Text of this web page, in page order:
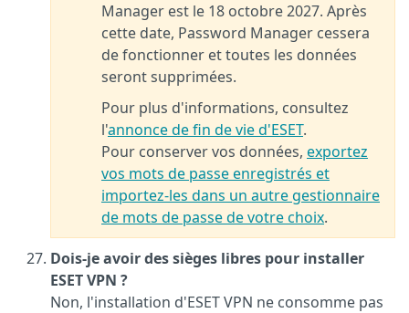
Manager est le 18 octobre 2027. Après
cette date, Password Manager cessera
de fonctionner et toutes les données
seront supprimées.
Pour plus d'informations, consultez
l'annonce de fin de vie d'ESET.
Pour conserver vos données, exportez
vos mots de passe enregistrés et
importez-les dans un autre gestionnaire
de mots de passe de votre choix.
Dois-je avoir des sièges libres pour installer
ESET VPN ?
Non, l'installation d'ESET VPN ne consomme pas